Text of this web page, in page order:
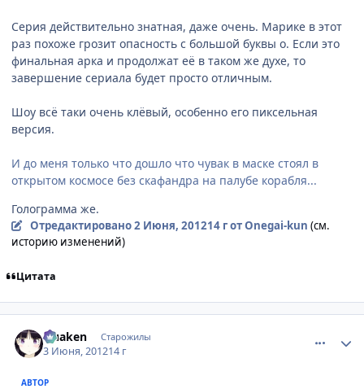
Серия действительно знатная, даже очень. Марике в этот
раз похоже грозит опасность с большой буквы о. Если это
финальная арка и продолжат её в таком же духе, то
завершение сериала будет просто отличным.
Шоу всё таки очень клёвый, особенно его пиксельная
версия.
И до меня только что дошло что чувак в маске стоял в
открытом космосе без скафандра на палубе корабля...
Голограмма же.
Отредактировано2 Июня, 201214 гот Onegai-kun (см.
историю изменений)
Цитата
Quaken Старожилы
3 Июня, 201214 г
АВТОР